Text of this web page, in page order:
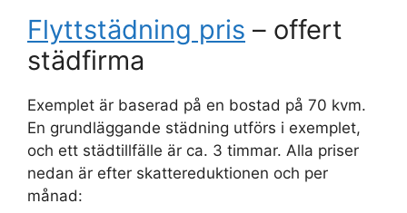
Flyttstädning pris – offert
städfirma
Exemplet är baserad på en bostad på 70 kvm.
En grundläggande städning utförs i exemplet,
och ett städtillfälle är ca. 3 timmar. Alla priser
nedan är efter skattereduktionen och per
månad: